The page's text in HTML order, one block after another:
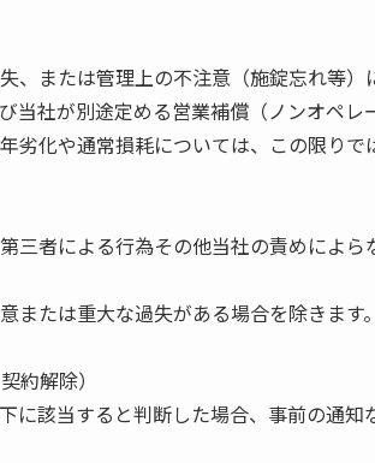
、または管理上の不注意（施錠忘れ等
当社が別途定める営業補償（ノンオペレ
劣化や通常損耗については、この限りで
三者による行為その他当社の責めによ
または重大な過失がある場合を除きます。
約解除）
に該当すると判断した場合、事前の通